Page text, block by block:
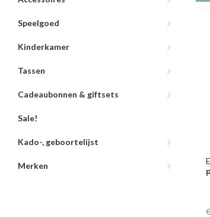
Speelgoed
Kinderkamer
Tassen
Cadeaubonnen & giftsets
Sale!
Kado-, geboortelijst
Merken